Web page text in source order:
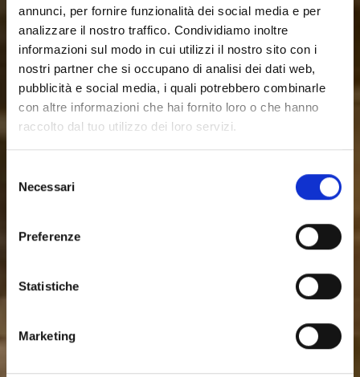
annunci, per fornire funzionalità dei social media e per
analizzare il nostro traffico. Condividiamo inoltre
informazioni sul modo in cui utilizzi il nostro sito con i
nostri partner che si occupano di analisi dei dati web,
pubblicità e social media, i quali potrebbero combinarle
con altre informazioni che hai fornito loro o che hanno
raccolto dal tuo utilizzo dei loro servizi.
delNecessari
Preferenze
Statistiche
Marketing